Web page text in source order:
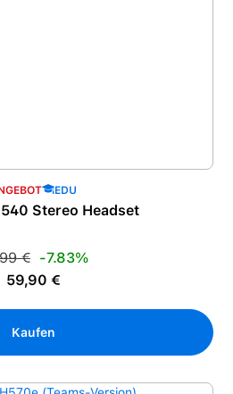
EDU
Stereo Headset
Verkaufspreis:
Preis:
€ -7.83%
59,90 €
Kaufen